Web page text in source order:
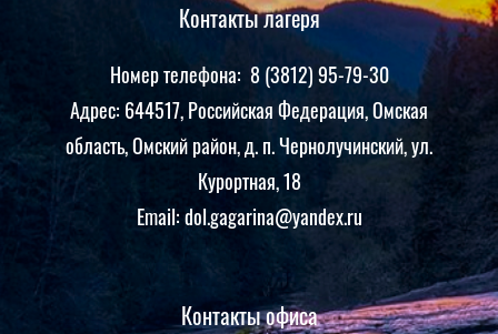
Контакты лагеря
Номер телефона: 8 (3812) 95-79-30
Адрес: 644517, Российская Федерация, Омская
область, Омский район, д. п. Чернолучинский, ул.
Курортная, 18
Email: dol.gagarina@yandex.ru
Контакты офиса